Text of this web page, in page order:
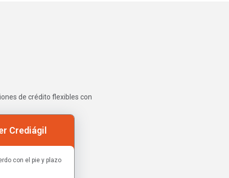
de crédito flexibles con
Crediágil
con el pie y plazo